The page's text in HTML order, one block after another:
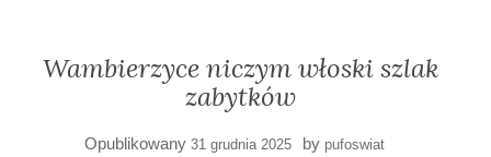
Wambierzyce niczym włoski szlak
zabytków
Opublikowany 31 grudnia 2025 by pufoswiat